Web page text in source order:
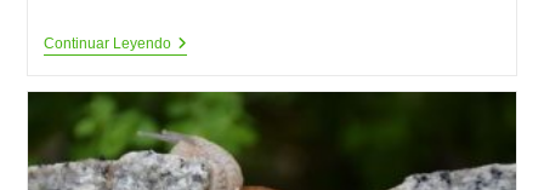
Continuar LeyendoLa
Compite
Por
Nuestra
Atención